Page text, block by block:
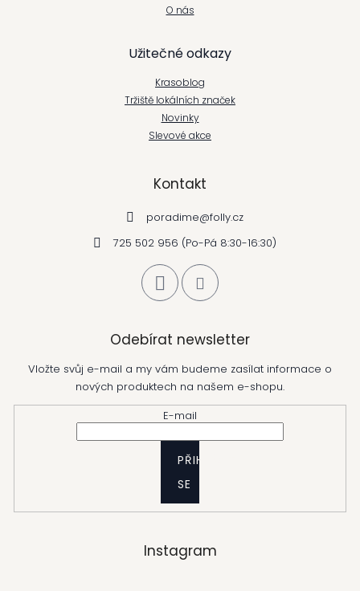
O nás
Užitečné odkazy
Krasoblog
Tržiště lokálních značek
Novinky
Slevové akce
Kontakt
poradime@folly.cz
725 502 956 (Po-Pá 8:30-16:30)
Odebírat newsletter
Vložte svůj e-mail a my vám budeme zasílat informace o
nových produktech na našem e-shopu.
E-mail
PŘIHLÁSIT
SE
Instagram